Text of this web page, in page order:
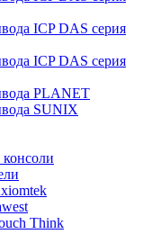
ICP DAS серия
ICP DAS серия
PLANET
SUNIX
Think